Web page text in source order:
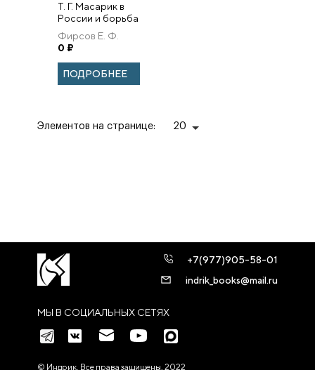
Т. Г. Масарик в
России и борьба
за
независимость
чехов и
словаков.
Фирсов Е. Ф.
0 ₽
ПОДРОБНЕЕ
Элементов на странице: 20
МЫ В СОЦИАЛЬНЫХ СЕТЯХ
+7(977)905-58-01
indrik_books@mail.ru
© Индрик. Все права защищены, 2022